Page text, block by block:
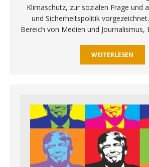
Klimaschutz, zur sozialen Frage und
und Sicherheitspolitik
Bereich von Medien und Journalismus,
WEITERLESEN